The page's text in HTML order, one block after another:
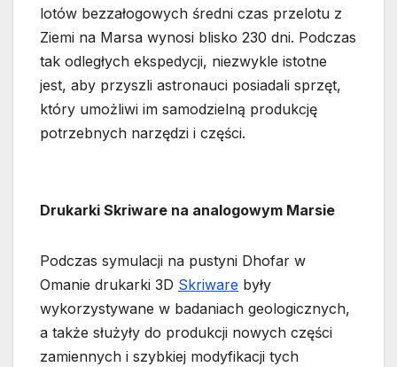
lotów bezzałogowych średni czas przelotu z
Ziemi na Marsa wynosi blisko 230 dni. Podczas
tak odległych ekspedycji, niezwykle istotne
jest, aby przyszli astronauci posiadali sprzęt,
który umożliwi im samodzielną produkcję
potrzebnych narzędzi i części.
Drukarki Skriware na analogowym Marsie
Podczas symulacji na pustyni Dhofar w
Omanie drukarki 3D Skriware były
wykorzystywane w badaniach geologicznych,
a także służyły do produkcji nowych części
zamiennych i szybkiej modyfikacji tych